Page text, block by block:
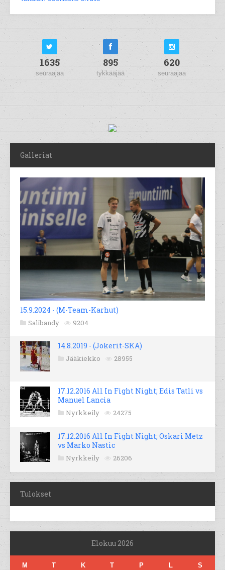
1635
seuraajaa
895
tykkääjää
620
seuraajaa
Galleriat
15.9.2024 - (M-Team-Karhut)
Salibandy 9204
14.8.2019 - (Jokerit-SKA)
Jääkiekko 28955
17.12.2016 All In Fight Night; Edis Tatli vs
Manuel Lancia
Nyrkkeily 24275
17.12.2016 All In Fight Night; Oskari Metz
vs Marko Nastic
Nyrkkeily 26206
Tulokset
Elokuu 2026
M T K T P L S